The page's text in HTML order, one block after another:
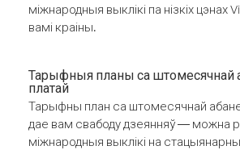
міжнародныя выклікі па нізкіх цэнах
вамі краіны.
Тарыфныя планы са штомесячнай
платай
Тарыфны план са штомесячнай
дае вам свабоду дзеянняў — можна
міжнародныя выклікі на